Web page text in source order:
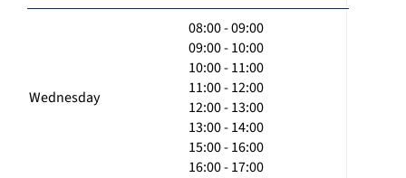
Wednesday
08:00 - 09:00
09:00 - 10:00
10:00 - 11:00
11:00 - 12:00
12:00 - 13:00
13:00 - 14:00
15:00 - 16:00
16:00 - 17:00